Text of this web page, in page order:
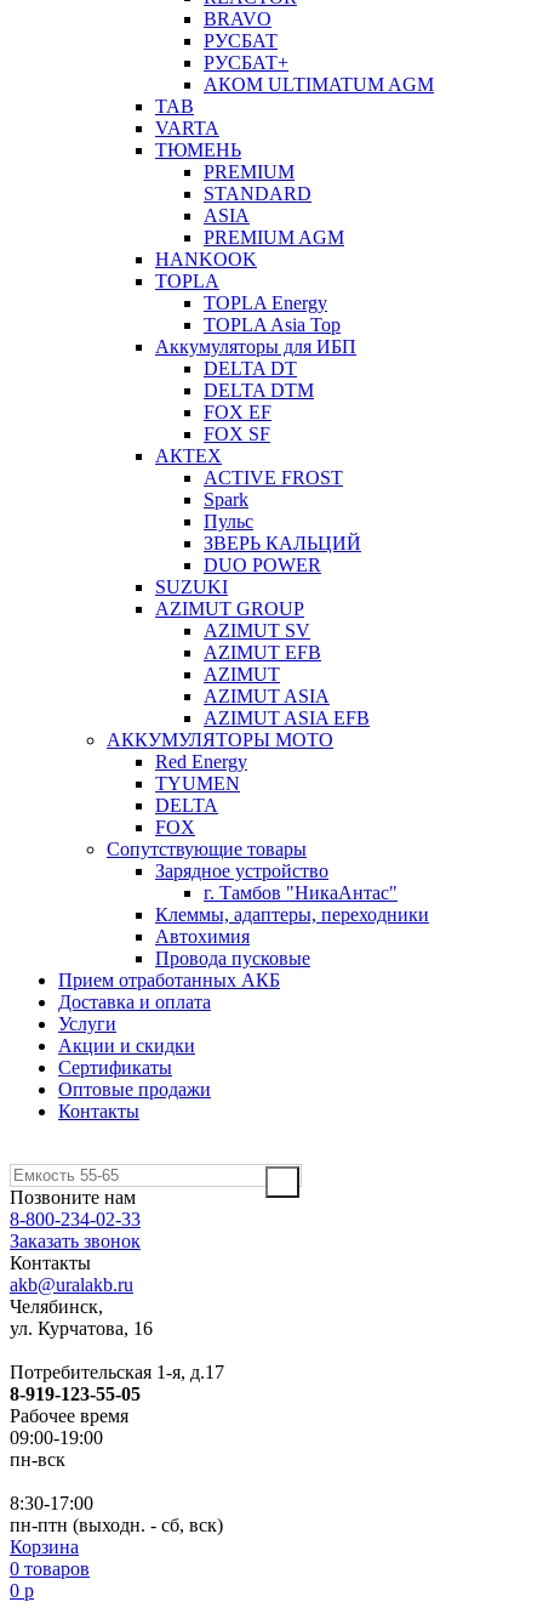
BRAVO
РУСБАТ
РУСБАТ+
АКОМ ULTIMATUM AGM
TAB
VARTA
ТЮМЕНЬ
PREMIUM
STANDARD
ASIA
PREMIUM AGM
HANKOOK
TOPLA
TOPLA Energy
TOPLA Asia Top
Аккумуляторы для ИБП
DELTA DT
DELTA DTM
FOX EF
FOX SF
АКТЕХ
ACTIVE FROST
Spark
Пульс
ЗВЕРЬ КАЛЬЦИЙ
DUO POWER
SUZUKI
AZIMUT GROUP
AZIMUT SV
AZIMUT EFB
AZIMUT
AZIMUT ASIA
AZIMUT ASIA EFB
АККУМУЛЯТОРЫ МОТО
Red Energy
TYUMEN
DELTA
FOX
Сопутствующие товары
Зарядное устройство
г. Тамбов "НикаАнтас"
Клеммы, адаптеры, переходники
Автохимия
Провода пусковые
Прием отработанных АКБ
Доставка и оплата
Услуги
Акции и скидки
Сертификаты
Оптовые продажи
Контакты
Позвоните нам
8-800-234-02-33
Заказать звонок
Контакты
akb@uralakb.ru
Челябинск,
ул. Курчатова, 16
Потребительская 1-я, д.17
8-919-123-55-05
Рабочее время
09:00-19:00
пн-вск
8:30-17:00
пн-птн (выходн. - сб, вск)
Корзина
0 товаров
0 р